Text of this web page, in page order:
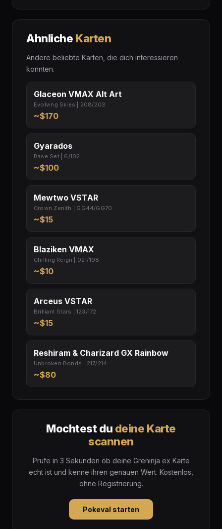
Ahnliche Karten
Andere beliebte Karten, die dich interessieren
konnten.
Glaceon VMAX Alt Art
Evolving Skies | 208/203
~$170
Gyarados
Base Set | 6/102
~$100
Mewtwo VSTAR
Crown Zenith | GG44/GG70
~$15
Blaziken VMAX
Chilling Reign | 021/198
~$10
Arceus VSTAR
Brilliant Stars | 123/172
~$15
Reshiram & Charizard GX Rainbow
Unbroken Bonds | 217/214
~$80
Mochtest du deine Karte
scannen
Prufe in 3 Sekunden ob deine Greninja ex Karte
echt ist und kenne ihren genauen Wert. Kostenlos,
ohne Registrierung.
Pokeval starten